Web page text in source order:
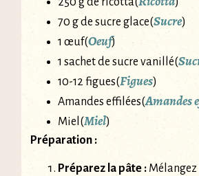
70 g de sucre glace(Sucre)
1 œuf(Oeuf)
1 sachet de sucre vanillé(
10-12 figues(Figues)
Amandes effilées(Amandes
Miel(Miel)
Préparation :
Préparez la pâte :Mélangez